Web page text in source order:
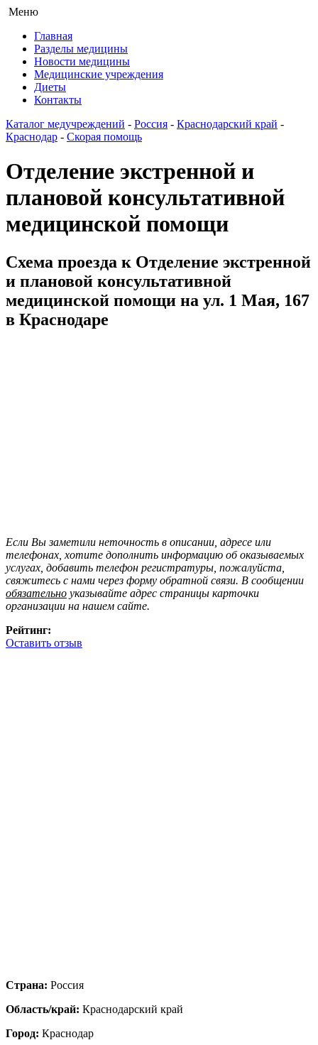
Меню
Главная
Разделы медицины
Новости медицины
Медицинские учреждения
Диеты
Контакты
Каталог медучреждений - Россия - Краснодарский край -
Краснодар - Скорая помощь
Отделение экстренной и
плановой консультативной
медицинской помощи
Схема проезда к Отделение экстренной
и плановой консультативной
медицинской помощи на ул. 1 Мая, 167
в Краснодаре
Если Вы заметили неточность в описании, адресе или
телефонах, хотите дополнить информацию об оказываемых
услугах, добавить телефон регистратуры, пожалуйста,
свяжитесь с нами через форму обратной связи. В сообщении
обязательно указывайте адрес страницы карточки
организации на нашем сайте.
Рейтинг:
Оставить отзыв
Страна: Россия
Область/край: Краснодарский край
Город: Краснодар